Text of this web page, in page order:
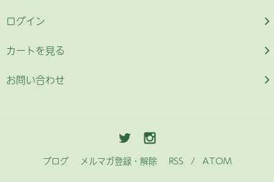
ログイン
カートを見る
お問い合わせ
ブログ メルマガ登録・解除 RSS / ATOM